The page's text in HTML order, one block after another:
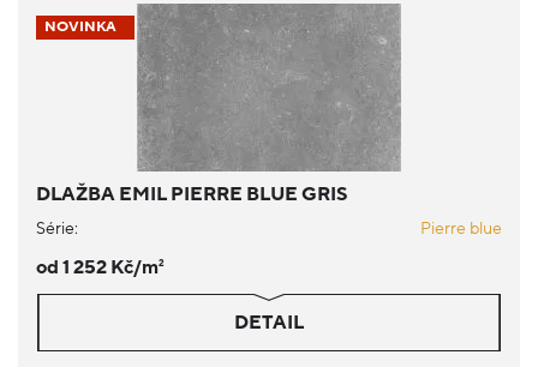
NOVINKA
DLAŽBA EMIL PIERRE BLUE GRIS
Série: Pierre blue
od 1 252 Kč/m2
DETAIL